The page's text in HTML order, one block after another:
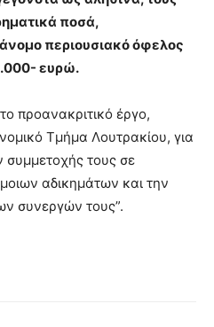
ποσά,
περιουσιακό όφελος
ευρώ.
προανακριτικό έργο,
Τμήμα Λουτρακίου, για
συμμετοχής τους σε
αδικημάτων και την
συνεργών τους”.